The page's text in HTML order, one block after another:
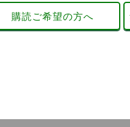
購読ご希望の方へ